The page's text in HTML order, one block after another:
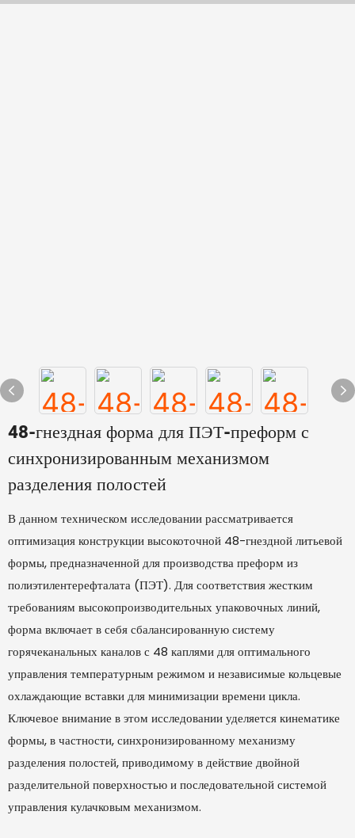
48-гнездная форма для ПЭТ-преформ с
синхронизированным механизмом
разделения полостей
В данном техническом исследовании рассматривается
оптимизация конструкции высокоточной 48-гнездной литьевой
формы, предназначенной для производства преформ из
полиэтилентерефталата (ПЭТ). Для соответствия жестким
требованиям высокопроизводительных упаковочных линий,
форма включает в себя сбалансированную систему
горячеканальных каналов с 48 каплями для оптимального
управления температурным режимом и независимые кольцевые
охлаждающие вставки для минимизации времени цикла.
Ключевое внимание в этом исследовании уделяется кинематике
формы, в частности, синхронизированному механизму
разделения полостей, приводимому в действие двойной
разделительной поверхностью и последовательной системой
управления кулачковым механизмом.